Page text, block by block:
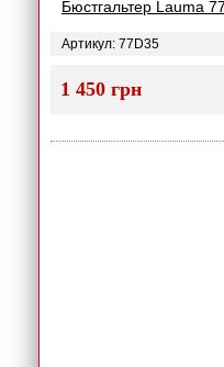
Бюстгальтер Lauma
Артикул: 77D35
1 450 грн